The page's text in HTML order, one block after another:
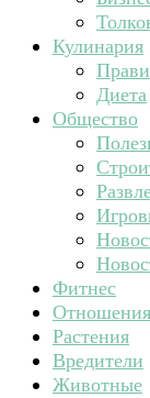
Кулинария
Диета
Общество
Фитнес
Отношения
Растения
Вредители
Животные